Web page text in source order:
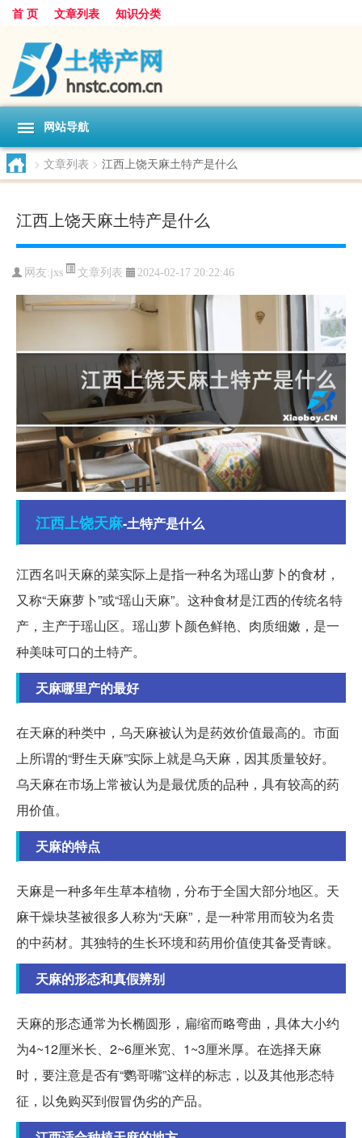
首 页 文章列表 知识分类
网站导航
> 文章列表 > 江西上饶天麻土特产是什么
江西上饶天麻土特产是什么
网友:jxs 文章列表 2024-02-17 20:22:46
江西上饶天麻-土特产是什么
江西名叫天麻的菜实际上是指一种名为瑶山萝卜的食材，
又称“天麻萝卜”或“瑶山天麻”。这种食材是江西的传统名特
产，主产于瑶山区。瑶山萝卜颜色鲜艳、肉质细嫩，是一
种美味可口的土特产。
天麻哪里产的最好
在天麻的种类中，乌天麻被认为是药效价值最高的。市面
上所谓的“野生天麻”实际上就是乌天麻，因其质量较好。
乌天麻在市场上常被认为是最优质的品种，具有较高的药
用价值。
天麻的特点
天麻是一种多年生草本植物，分布于全国大部分地区。天
麻干燥块茎被很多人称为“天麻”，是一种常用而较为名贵
的中药材。其独特的生长环境和药用价值使其备受青睐。
天麻的形态和真假辨别
天麻的形态通常为长椭圆形，扁缩而略弯曲，具体大小约
为4~12厘米长、2~6厘米宽、1~3厘米厚。在选择天麻
时，要注意是否有“鹦哥嘴”这样的标志，以及其他形态特
征，以免购买到假冒伪劣的产品。